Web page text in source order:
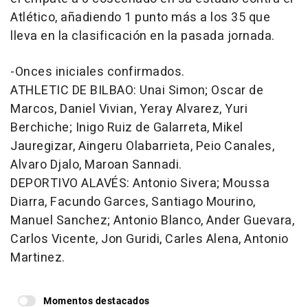
Atlético, añadiendo 1 punto más a los 35 que
lleva en la clasificación en la pasada jornada.
-Onces iniciales confirmados.
ATHLETIC DE BILBAO: Unai Simon; Oscar de
Marcos, Daniel Vivian, Yeray Alvarez, Yuri
Berchiche; Inigo Ruiz de Galarreta, Mikel
Jauregizar, Aingeru Olabarrieta, Peio Canales,
Alvaro Djalo, Maroan Sannadi.
DEPORTIVO ALAVÉS: Antonio Sivera; Moussa
Diarra, Facundo Garces, Santiago Mourino,
Manuel Sanchez; Antonio Blanco, Ander Guevara,
Carlos Vicente, Jon Guridi, Carles Alena, Antonio
Martinez.
Momentos destacados